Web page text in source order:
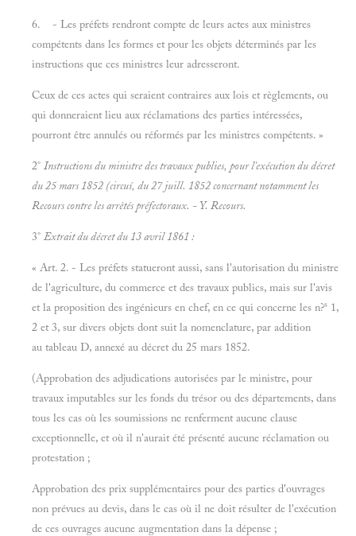
6. - Les préfets rendront compte de leurs actes aux ministres
compétents dans les formes et pour les objets déterminés par les
instructions que ces ministres leur adresseront.
Ceux de ces actes qui seraient contraires aux lois et règlements, ou
qui donneraient lieu aux réclamations des parties intéressées,
pourront être annulés ou réformés par les ministres compétents. »
2° Instructions du ministre des travaux publies, pour l'exécution du décret
du 25 mars 1852 (circuí, du 27 juill. 1852 concernant notamment les
Recours contre les arrêtés préfectoraux. - Y. Recours.
3° Extrait du décret du 13avril 1861 :
« Art. 2. - Les préfets statueront aussi, sans l'autorisation du ministre
de l'agriculture, du commerce et des travaux publics, mais sur l'avis
et la proposition des ingénieurs en chef, en ce qui concerne les n?s 1,
2 et 3, sur divers objets dont suit la nomenclature, par addition
au tableau D, annexé au décret du 25 mars 1852.
(Approbation des adjudications autorisées par le ministre, pour
travaux imputables sur les fonds du trésor ou des départements, dans
tous les cas où les soumissions ne renferment aucune clause
exceptionnelle, et où il n'aurait été présenté aucune réclamation ou
protestation ;
Approbation des prix supplémentaires pour des parties d'ouvrages
non prévues au devis, dans le cas où il ne doit résulter de l'exécution
de ces ouvrages aucune augmentation dans la dépense ;